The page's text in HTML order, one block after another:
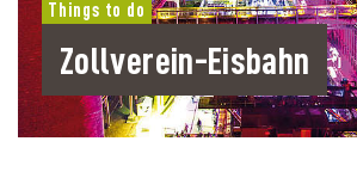
Things to do
Zollverein-Eisbahn